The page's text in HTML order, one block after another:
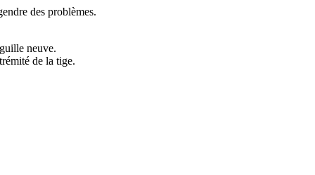
des problèmes.
neuve.
de la tige.